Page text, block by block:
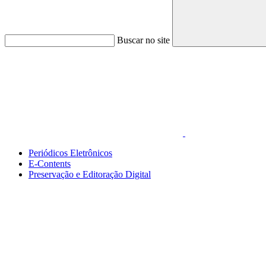
Buscar no site
Periódicos Eletrônicos
E-Contents
Preservação e Editoração Digital